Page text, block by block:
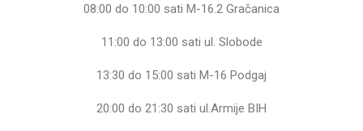
08:00 do 10:00 sati M-16.2 Gračanica
11:00 do 13:00 sati ul. Slobode
13:30 do 15:00 sati M-16 Podgaj
20:00 do 21:30 sati ul.Armije BIH